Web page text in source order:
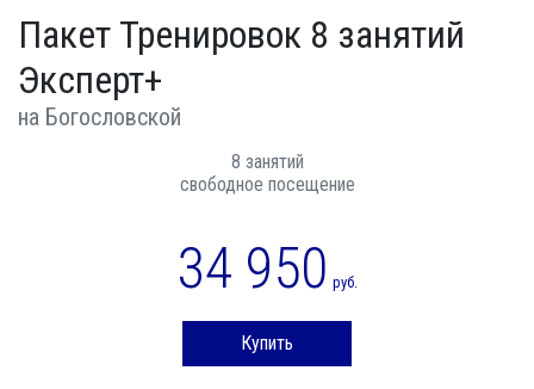
Пакет Тренировок 8 занятий
Эксперт+
на Богословской
8 занятий
свободное посещение
34 950 руб.
Купить